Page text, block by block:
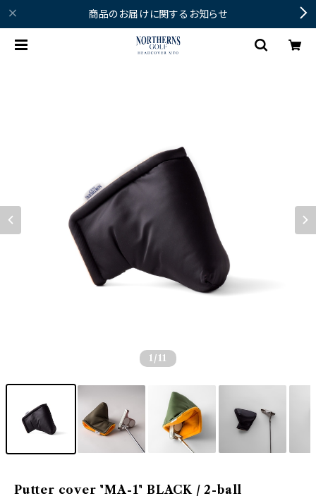
商品のお届けに関するお知らせ
1 /11
Putter cover "MA-1" BLACK / 2-ball